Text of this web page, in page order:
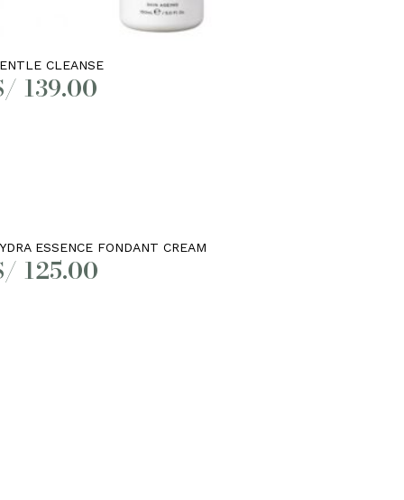
CLEANSE
139.00
Añadir al carrito
ESSENCE FONDANT CREAM
125.00